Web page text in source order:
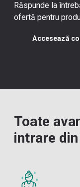
Răspunde la
ofertă pentru
Accesează
Toate
intrare